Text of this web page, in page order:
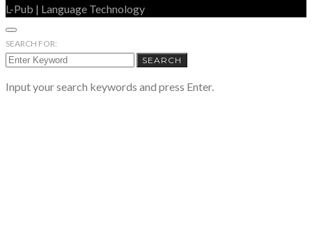
L-Pub | Language Technology
SEARCH FOR:
SEARCH
Input your search keywords and press Enter.